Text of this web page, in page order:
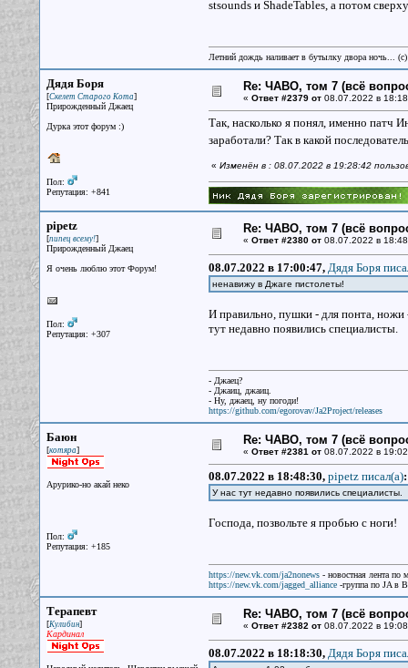
stsounds и ShadeTables, а потом
Летний дождь наливает в бутылку двора ночь...
Дядя Боря
[Скелет Старого Кота]
Прирожденный Джаец
Дурка этот форум :)
Пол:
Репутация: +841
Re: ЧАВО, том 7 (всё
« Ответ #2379 от08.07.2022 в
Так, насколько я понял, именно патч
заработали? Так в какой
« Изменён в : 08.07.2022 в 19:28:42
pipetz
[пипец всему!]
Прирожденный Джаец
Я очень люблю этот Форум!
Пол:
Репутация: +307
Re: ЧАВО, том 7 (всё
« Ответ #2380 от08.07.2022 в
08.07.2022 в 17:00:47, Дядя Боря
ненавижу в Джаге пистолеты!
И правильно, пушки - для понта,
тут недавно появились специалисты.
- Джаец?
- Джаиц, джаиц.
- Ну, джаец, ну погоди!
https://github.com/egorovav/Ja2Project/releases
Баюн
[котяра]
Арурико-но акай неко
Пол:
Репутация: +185
Re: ЧАВО, том 7 (всё
« Ответ #2381 от08.07.2022 в
08.07.2022 в 18:48:30, pipetz писал(a):
У нас тут недавно появились специалисты.
Господа, позвольте я пробью с ноги!
https://new.vk.com/ja2nonews- новостная лента по
https://new.vk.com/jagged_alliance-группа по JA в
Терапевт
[Кулибин]
Кардинал
Re: ЧАВО, том 7 (всё
« Ответ #2382 от08.07.2022 в
08.07.2022 в 18:18:30, Дядя Боря